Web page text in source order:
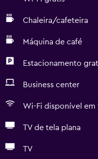
Chaleira/cafeteira
Máquina de café
Estacionamento
Business center
Wi-Fi disponível em
TV de tela plana
TV